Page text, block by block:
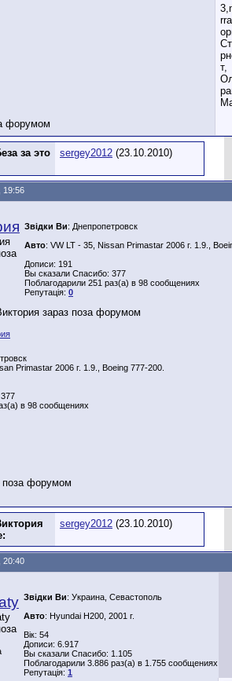
т,
за это
sergey2012 (23.10.2010)
19:56
Звідки Ви: Днепропетровск
Авто: VW LT - 35, Nissan Primastar 2006 г. 1.9.,
Дописи: 191
Вы сказали Спасибо: 377
Поблагодарили 251 раз(а) в 98 сообщениях
Репутація: 0
Primastar 2006 г. 1.9., Boeing 777-200.
в 98 сообщениях
sergey2012 (23.10.2010)
20:40
Звідки Ви: Украина, Севастополь
Авто: Hyundai H200, 2001 г.
Вік: 54
Дописи: 6.917
Вы сказали Спасибо: 1.105
Поблагодарили 3.886 раз(а) в 1.755 сообщениях
Репутація: 1